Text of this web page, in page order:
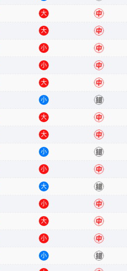
大 中
大 中
小 中
小 中
大 中
小 错
大 中
大 中
小 错
小 中
大 错
小 中
大 中
小 中
小 错